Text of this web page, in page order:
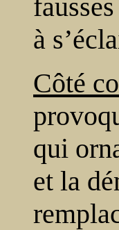
à
Côté
qui
et la